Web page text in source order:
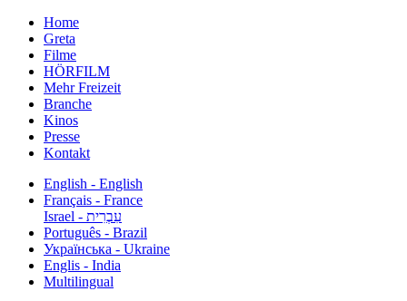
Home
Greta
Filme
HÖRFILM
Mehr Freizeit
Branche
Kinos
Presse
Kontakt
English - English
Français - France
עִבְרִית - Israel
Português - Brazil
Українська - Ukraine
Englis - India
Multilingual